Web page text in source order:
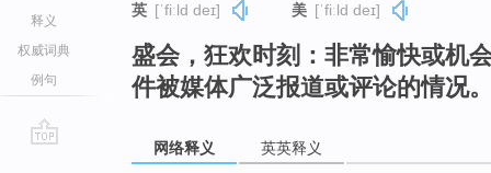
释义
权威词典
例句
英 [ˈfiːld deɪ] 美 [ˈfiːld deɪ]
盛会，狂欢时刻：非常愉快或机
件被媒体广泛报道或评论的情况
网络释义 英英释义